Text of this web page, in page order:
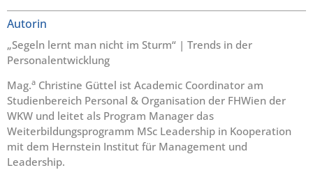
Autorin
„Segeln lernt man nicht im Sturm“ | Trends in der
Personalentwicklung
Mag.a Christine Güttel ist Academic Coordinator am
Studienbereich Personal & Organisation der FHWien der
WKW und leitet als Program Manager das
Weiterbildungsprogramm MSc Leadership in Kooperation
mit dem Hernstein Institut für Management und
Leadership.